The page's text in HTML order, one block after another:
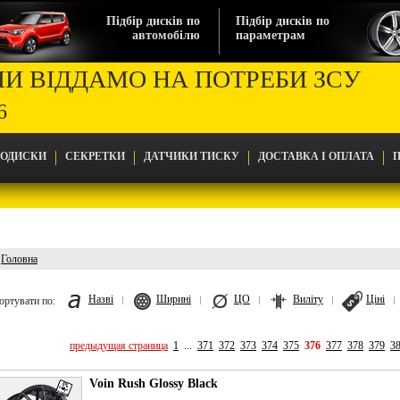
Підбір дисків по
автомобілю
Підбір дисків по
параметрам
ВІДДАМО НА ПОТРЕБИ ЗСУ
СЕКРЕТКИ ДАТЧИКИ ТИСКУ ДОСТАВКА І ОПЛАТА
Головна
по:
Назві Ширині ЦО Виліту Ціні
предыдущая страница 1 ... 371 372 373 374 375 376 377 378 379
Voin Rush Glossy Black